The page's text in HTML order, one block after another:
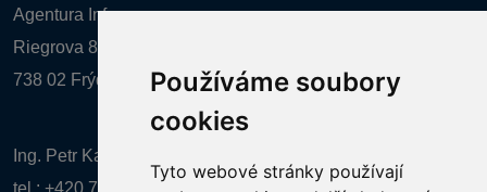
Používáme soubory
cookies
Tyto webové stránky používají
Agentura Inforpres, s.r.o.
Riegrova 857
738 02 Frýdek-Místek
Ing. Petr Kalenda,
tel.: +420 777 080 867 (EN comunication)